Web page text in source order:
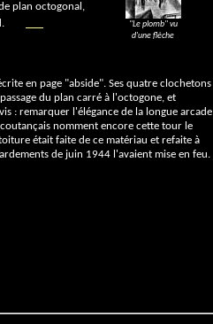
plan octogonal,
"Le plomb" vu
d'une flèche
en page "abside". Ses quatre clochetons
du plan carré à l'octogone, et
: remarquer l'élégance de la longue arcade
nomment encore cette tour le
était faite de ce matériau et refaite à
de juin 1944 l'avaient mise en feu.